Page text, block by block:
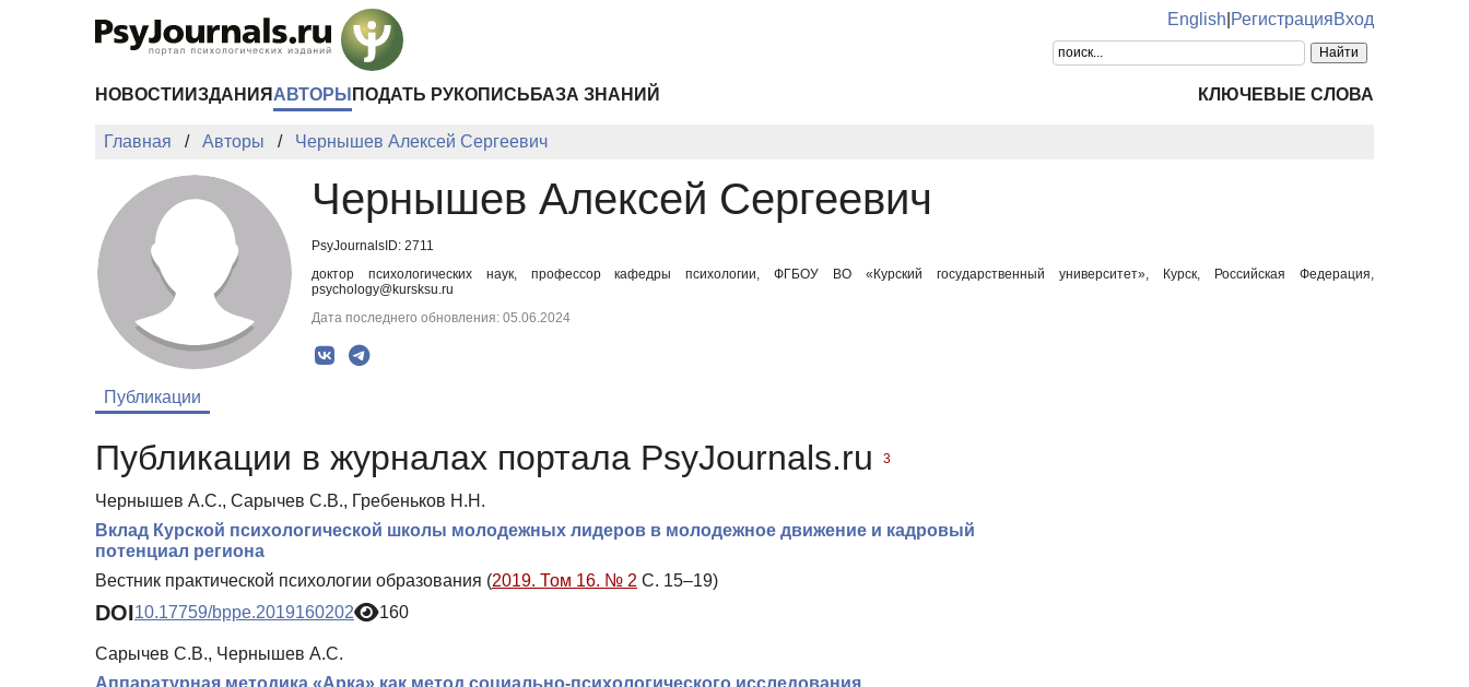
English РегистрацияВход
НОВОСТИ ИЗДАНИЯ АВТОРЫ ПОДАТЬ РУКОПИСЬ БАЗА ЗНАНИЙ КЛЮЧЕВЫЕ СЛОВА
Главная Авторы Чернышев Алексей Сергеевич
Чернышев Алексей Сергеевич
PsyJournalsID: 2711
доктор психологических наук, профессор кафедры психологии, ФГБОУ ВО «Курский государственный университет», Курск, Российская Федерация,
psychology@kursksu.ru
Дата последнего обновления: 05.06.2024
Публикации
Публикации в журналах портала PsyJournals.ru 3
Чернышев А.С., Сарычев С.В., Гребеньков Н.Н.
Вклад Курской психологической школы молодежных лидеров в молодежное движение и кадровый
потенциал региона
Вестник практической психологии образования (2019. Том 16. № 2 С. 15–19)
DOI10.17759/bppe.2019160202 160
Сарычев С.В., Чернышев А.С.
Аппаратурная методика «Арка» как метод социально-психологического исследования